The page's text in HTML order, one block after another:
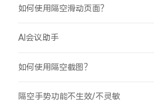
如何使用隔空滑动页面？
AI会议助手
如何使用隔空截图？
隔空手势功能不生效/不灵敏